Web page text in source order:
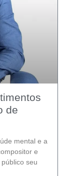
de
mental e a
e
seu